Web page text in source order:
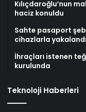
Kılıçdaroğlu’nun
haciz konuldu
Sahte pasaport
cihazlarla
İhraçları istenen
kurulunda
Teknoloji Haberleri